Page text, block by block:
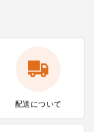
配送について